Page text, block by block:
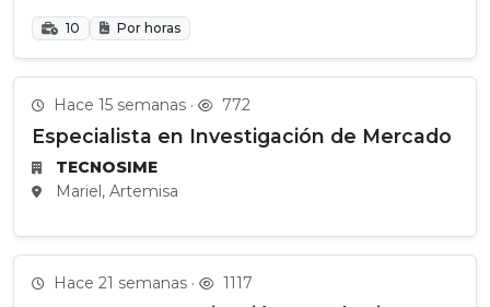
10 Por horas
Hace 15 semanas · 772
Especialista en Investigación de Mercado
TECNOSIME
Mariel, Artemisa
Hace 21 semanas · 1117